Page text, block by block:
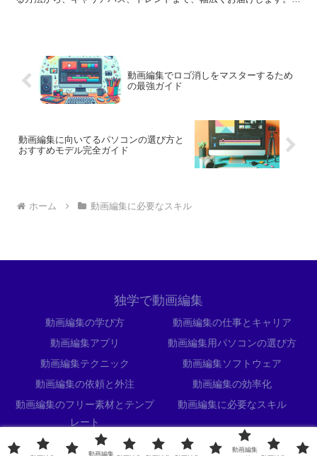
動画編集でロゴ消しをマスターするため
の最強ガイド
動画編集に向いてるパソコンの選び方と
おすすめモデル完全ガイド
ホーム 動画編集に必要なスキル
独学で動画編集
動画編集の学び方
動画編集の仕事とキャリア
動画編集アプリ
動画編集用パソコンの選び方
動画編集テクニック
動画編集ソフトウェア
動画編集の依頼と外注
動画編集の効率化
動画編集のフリー素材とテンプ
レート
動画編集に必要なスキル
当サイトについて
動画編集
動画編集